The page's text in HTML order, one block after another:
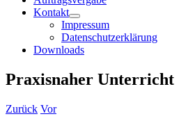
Kontakt
Impressum
Datenschutzerklärung
Downloads
Praxisnaher Unterricht
Zurück Vor